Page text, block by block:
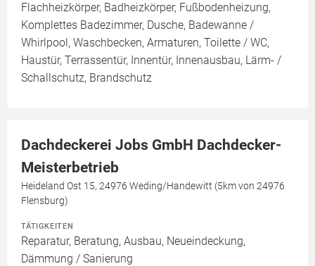
Flachheizkörper, Badheizkörper, Fußbodenheizung,
Komplettes Badezimmer, Dusche, Badewanne /
Whirlpool, Waschbecken, Armaturen, Toilette / WC,
Haustür, Terrassentür, Innentür, Innenausbau, Lärm- /
Schallschutz, Brandschutz
Dachdeckerei Jobs GmbH Dachdecker-
Meisterbetrieb
Heideland Ost 15, 24976 Weding/Handewitt (5km von 24976
Flensburg)
TÄTIGKEITEN
Reparatur, Beratung, Ausbau, Neueindeckung,
Dämmung / Sanierung